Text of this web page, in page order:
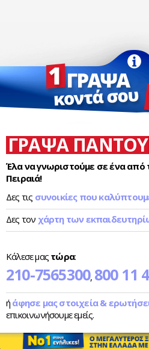
ΓΡΑΨΑ ΠΑΝΤΟΥ
Έλα να γνωριστούμε σε ένα από
Πειραιά!
Δες τις συνοικίες που
Δες τον χάρτη των
Κάλεσε μας τώρα:
210-7565300, 800 11
ή άφησε μας στοιχεία &
επικοινωνήσουμε εμείς.